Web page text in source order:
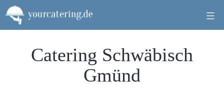
Zum
Inhalt
springen
Catering Schwäbisch
Gmünd